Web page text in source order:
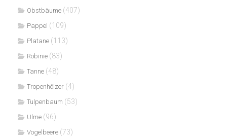
Obstbäume (407)
Pappel (109)
Platane (113)
Robinie (83)
Tanne (48)
Tropenhölzer (4)
Tulpenbaum (53)
Ulme (96)
Vogelbeere (73)